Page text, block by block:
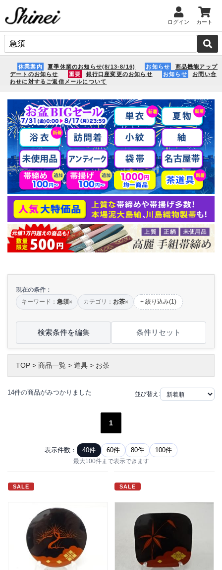
ログイン カート
休業案内 夏季休業のお知らせ(8/13-8/16) お知らせ
商品機能アップ
デートのお知らせ
重要 銀行口座変更のお知らせ お知らせ
お問い合
わせに対するご返信メールについて
現在の条件：
キーワード： 急須× カテゴリ： お茶× + 絞り込み(1)
検索条件を編集 条件リセット
TOP > 商品一覧 > 道具 > お茶
14件の商品がみつかりました 並び替え:
1
表示件数： 40件 60件 80件 100件
最大100件まで表示できます
SALE SALE